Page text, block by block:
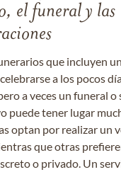
el funeral y las
que incluyen
a los pocos
a veces un funeral o
puede tener lugar
optan por realizar un
que otras
o privado. Un